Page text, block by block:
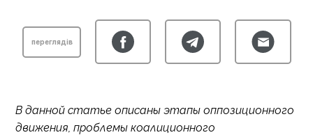
переглядів
В данной статье описаны этапы оппозиционного
движения, проблемы коалиционного